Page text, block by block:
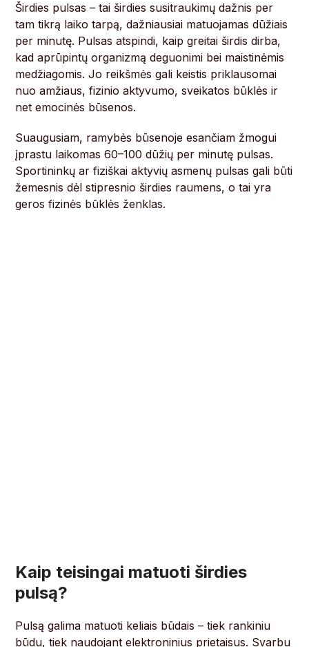
Širdies pulsas – tai širdies susitraukimų dažnis per
tam tikrą laiko tarpą, dažniausiai matuojamas dūžiais
per minutę. Pulsas atspindi, kaip greitai širdis dirba,
kad aprūpintų organizmą deguonimi bei maistinėmis
medžiagomis. Jo reikšmės gali keistis priklausomai
nuo amžiaus, fizinio aktyvumo, sveikatos būklės ir
net emocinės būsenos.
Suaugusiam, ramybės būsenoje esančiam žmogui
įprastu laikomas 60–100 dūžių per minutę pulsas.
Sportininkų ar fiziškai aktyvių asmenų pulsas gali būti
žemesnis dėl stipresnio širdies raumens, o tai yra
geros fizinės būklės ženklas.
Kaip teisingai matuoti širdies
pulsą?
Pulsą galima matuoti keliais būdais – tiek rankiniu
būdu, tiek naudojant elektroninius prietaisus. Svarbu